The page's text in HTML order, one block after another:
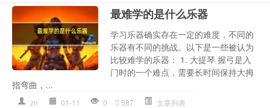
最难学的是什么乐器
学习乐器确实存在一定的难度，不同的
乐器有不同的挑战。以下是一些被认为
比较难学的乐器： 1. 大提琴 握弓是入
门时的一个难点，需要长时间保持大拇
指弯曲，...
zn 01-11 0 587 文章列表